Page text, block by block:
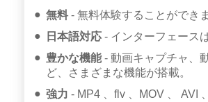
無料
無料体験することができま
日本語対応
インターフェース
豊かな機能
動画キャプチャ、
ど、さまざまな機能が搭載。
強力
MP4 、flv 、MOV 、 AVI